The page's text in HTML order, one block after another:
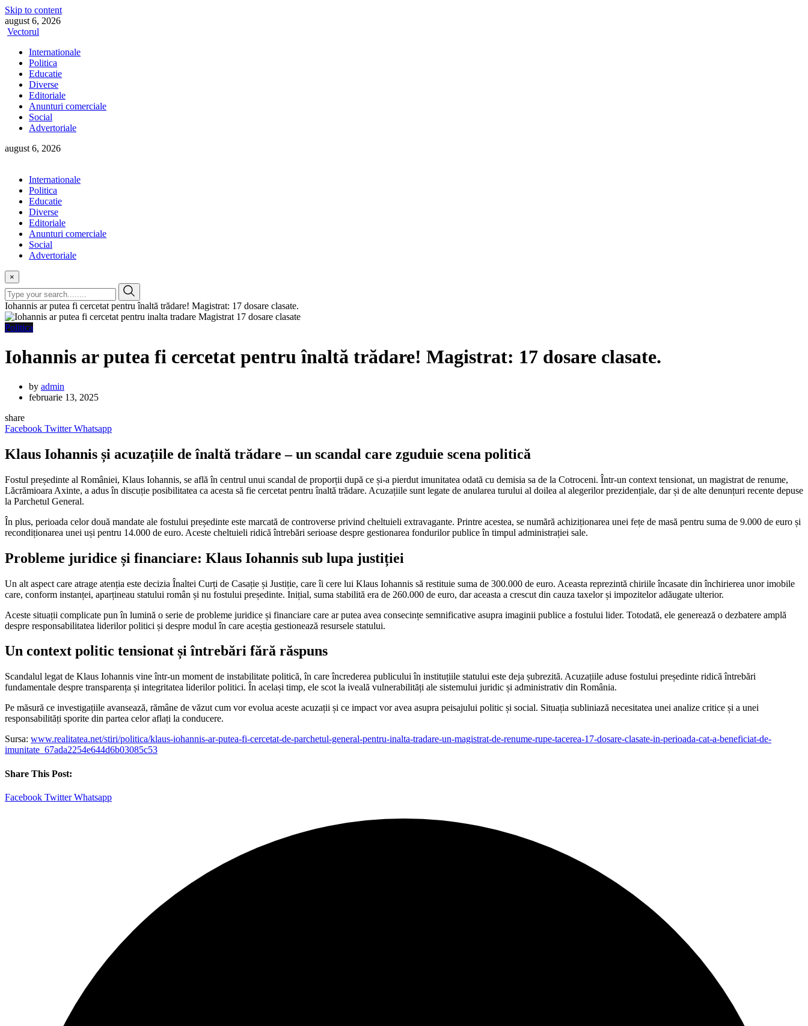
Skip to content
august 6, 2026
Vectorul
Internationale
Politica
Educatie
Diverse
Editoriale
Anunturi comerciale
Social
Advertoriale
august 6, 2026
Internationale
Politica
Educatie
Diverse
Editoriale
Anunturi comerciale
Social
Advertoriale
×
Iohannis ar putea fi cercetat pentru înaltă trădare! Magistrat: 17 dosare clasate.
Politica
Iohannis ar putea fi cercetat pentru înaltă trădare! Magistrat: 17 dosare clasate.
by admin
februarie 13, 2025
share
Facebook Twitter Whatsapp
Klaus Iohannis și acuzațiile de înaltă trădare – un scandal care zguduie scena politică
Fostul președinte al României, Klaus Iohannis, se află în centrul unui scandal de proporții după ce și-a pierdut imunitatea odată cu demisia sa de la Cotroceni. Într-un context tensionat, un magistrat de renume,
Lăcrămioara Axinte, a adus în discuție posibilitatea ca acesta să fie cercetat pentru înaltă trădare. Acuzațiile sunt legate de anularea turului al doilea al alegerilor prezidențiale, dar și de alte denunțuri recente depuse
la Parchetul General.
În plus, perioada celor două mandate ale fostului președinte este marcată de controverse privind cheltuieli extravagante. Printre acestea, se numără achiziționarea unei fețe de masă pentru suma de 9.000 de euro și
recondiționarea unei uși pentru 14.000 de euro. Aceste cheltuieli ridică întrebări serioase despre gestionarea fondurilor publice în timpul administrației sale.
Probleme juridice și financiare: Klaus Iohannis sub lupa justiției
Un alt aspect care atrage atenția este decizia Înaltei Curți de Casație și Justiție, care îi cere lui Klaus Iohannis să restituie suma de 300.000 de euro. Aceasta reprezintă chiriile încasate din închirierea unor imobile
care, conform instanței, aparțineau statului român și nu fostului președinte. Inițial, suma stabilită era de 260.000 de euro, dar aceasta a crescut din cauza taxelor și impozitelor adăugate ulterior.
Aceste situații complicate pun în lumină o serie de probleme juridice și financiare care ar putea avea consecințe semnificative asupra imaginii publice a fostului lider. Totodată, ele generează o dezbatere amplă
despre responsabilitatea liderilor politici și despre modul în care aceștia gestionează resursele statului.
Un context politic tensionat și întrebări fără răspuns
Scandalul legat de Klaus Iohannis vine într-un moment de instabilitate politică, în care încrederea publicului în instituțiile statului este deja șubrezită. Acuzațiile aduse fostului președinte ridică întrebări
fundamentale despre transparența și integritatea liderilor politici. În același timp, ele scot la iveală vulnerabilități ale sistemului juridic și administrativ din România.
Pe măsură ce investigațiile avansează, rămâne de văzut cum vor evolua aceste acuzații și ce impact vor avea asupra peisajului politic și social. Situația subliniază necesitatea unei analize critice și a unei
responsabilități sporite din partea celor aflați la conducere.
Sursa: www.realitatea.net/stiri/politica/klaus-iohannis-ar-putea-fi-cercetat-de-parchetul-general-pentru-inalta-tradare-un-magistrat-de-renume-rupe-tacerea-17-dosare-clasate-in-perioada-cat-a-beneficiat-de-
imunitate_67ada2254e644d6b03085c53
Share This Post:
Facebook Twitter Whatsapp